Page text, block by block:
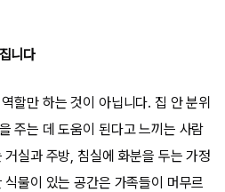
니다
할만 하는 것이 아닙니다. 집 안 분위
주는 데 도움이 된다고 느끼는 사람
실과 주방, 침실에 화분을 두는 가정
물이 있는 공간은 가족들이 머무르